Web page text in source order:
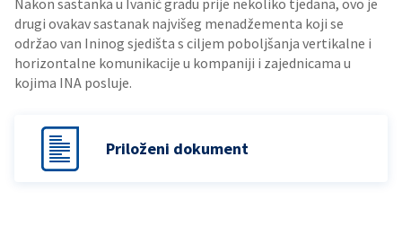
Nakon sastanka u Ivanić gradu prije nekoliko tjedana, ovo je
drugi ovakav sastanak najvišeg menadžementa koji se
održao van Ininog sjedišta s ciljem poboljšanja vertikalne i
horizontalne komunikacije u kompaniji i zajednicama u
kojima INA posluje.
Priloženi dokument